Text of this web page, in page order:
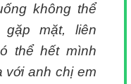
không thể
mặt, liên
thể hết mình
với anh chị em